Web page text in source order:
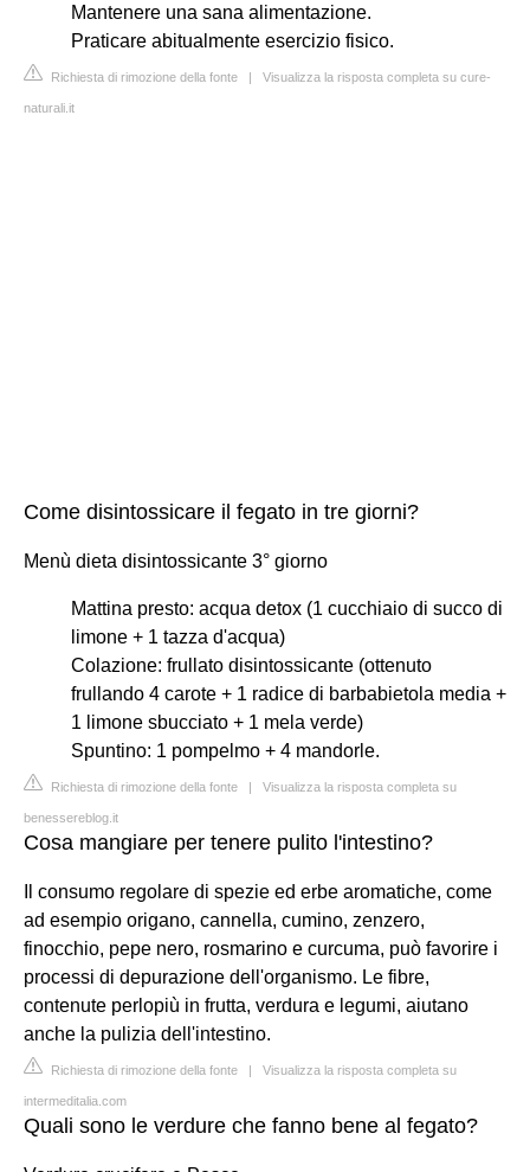
Mantenere una sana alimentazione.
Praticare abitualmente esercizio fisico.
Richiesta di rimozione della fonte | Visualizza la risposta completa su cure-
naturali.it
Come disintossicare il fegato in tre giorni?
Menù dieta disintossicante 3° giorno
Mattina presto: acqua detox (1 cucchiaio di succo di
limone + 1 tazza d'acqua)
Colazione: frullato disintossicante (ottenuto
frullando 4 carote + 1 radice di barbabietola media +
1 limone sbucciato + 1 mela verde)
Spuntino: 1 pompelmo + 4 mandorle.
Richiesta di rimozione della fonte | Visualizza la risposta completa su
benessereblog.it
Cosa mangiare per tenere pulito l'intestino?
Il consumo regolare di spezie ed erbe aromatiche, come
ad esempio origano, cannella, cumino, zenzero,
finocchio, pepe nero, rosmarino e curcuma, può favorire i
processi di depurazione dell'organismo. Le fibre,
contenute perlopiù in frutta, verdura e legumi, aiutano
anche la pulizia dell'intestino.
Richiesta di rimozione della fonte | Visualizza la risposta completa su
intermeditalia.com
Quali sono le verdure che fanno bene al fegato?